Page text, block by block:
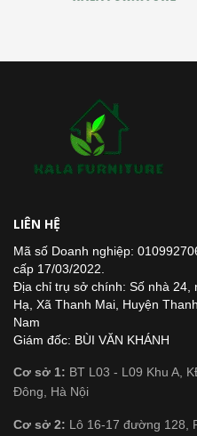
LIÊN HỆ
Mã số Doanh nghiệp:
cấp 17/03/2022.
Địa chỉ trụ sở chính: Số nhà 24,
Hạ, Xã Thanh Mai, Huyện
Nam
Giám đốc: BÙI VĂN KHÁNH
Cơ sở 1: BT L03 - L09 Khu A,
Đông, Hà Nội
Cơ sở 2: Lô 16-17 đường 128,